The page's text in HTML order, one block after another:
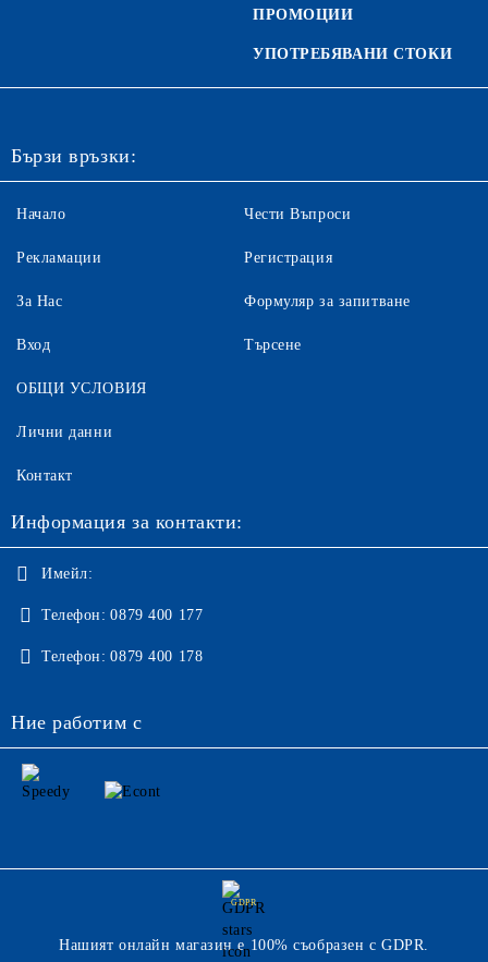
ПРОМОЦИИ
УПОТРЕБЯВАНИ СТОКИ
Бързи връзки:
Начало
Рекламации
За Нас
Вход
Чести Въпроси
Регистрация
Формуляр за запитване
Търсене
ОБЩИ УСЛОВИЯ
Лични данни
Контакт
Информация за контакти:
Имейл:
Телефон: 0879 400 177
Телефон: 0879 400 178
Ние работим с
GDPR
Нашият онлайн магазин е 100% съобразен с GDPR.